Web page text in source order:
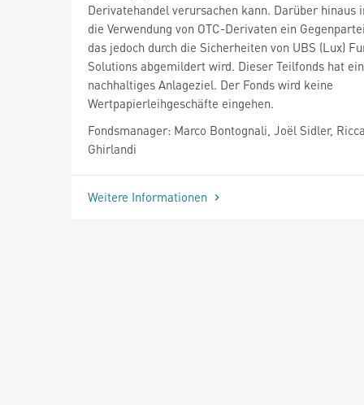
Derivatehandel verursachen kann. Darüber hinaus
die Verwendung von OTC-Derivaten ein
das jedoch durch die Sicherheiten von UBS (Lux)
Solutions abgemildert wird. Dieser Teilfonds hat ein
nachhaltiges Anlageziel. Der Fonds wird keine
Wertpapierleihgeschäfte eingehen.
Fondsmanager: Marco Bontognali, Joël Sidler,
Ghirlandi
Weitere Informationen